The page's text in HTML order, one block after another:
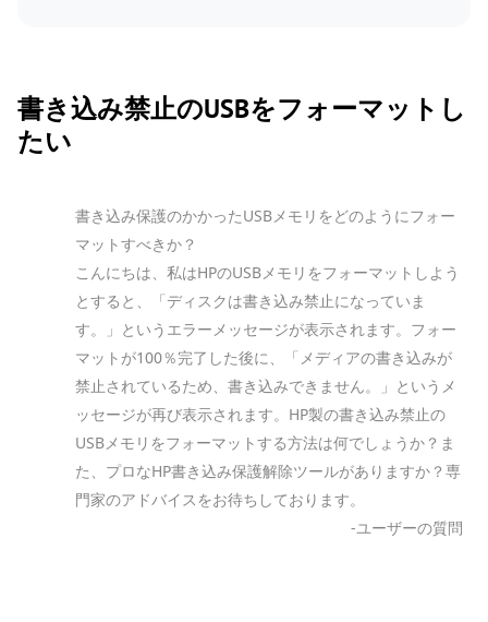
書き込み禁止のUSBをフォーマットし
たい
書き込み保護のかかったUSBメモリをどのようにフォー
マットすべきか？
こんにちは、私はHPのUSBメモリをフォーマットしよう
とすると、「ディスクは書き込み禁止になっていま
す。」というエラーメッセージが表示されます。フォー
マットが100％完了した後に、「メディアの書き込みが
禁止されているため、書き込みできません。」というメ
ッセージが再び表示されます。HP製の書き込み禁止の
USBメモリをフォーマットする方法は何でしょうか？ま
た、プロなHP書き込み保護解除ツールがありますか？専
門家のアドバイスをお待ちしております。
-ユーザーの質問